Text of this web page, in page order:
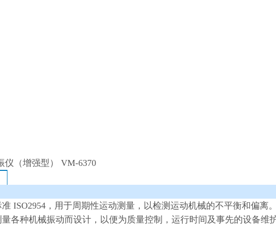
仪（增强型） VM-6370
ISO2954，用于周期性运动测量，以检测运动机械的不平衡和偏离。
各种机械振动而设计，以便为质量控制，运行时间及事先的设备维